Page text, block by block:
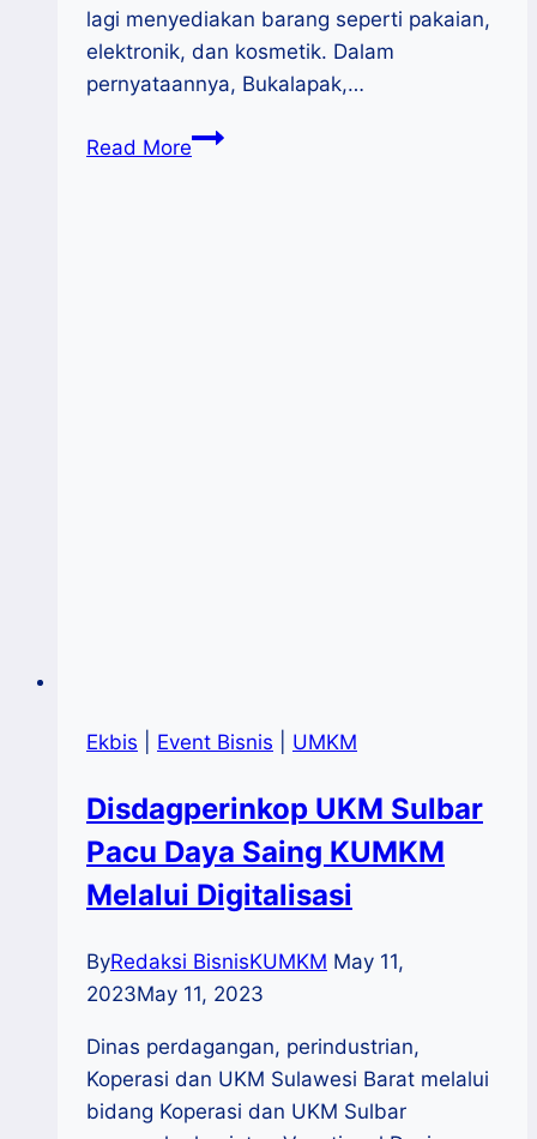
lagi menyediakan barang seperti pakaian,
elektronik, dan kosmetik. Dalam
pernyataannya, Bukalapak,…
Read MoreBukalapak
Ekbis Event Bisnis UMKM
Disdagperinkop UKM Sulbar
Pacu Daya Saing KUMKM
Melalui Digitalisasi
ByRedaksi BisnisKUMKM May 11,
2023May 11, 2023
Dinas perdagangan, perindustrian,
Koperasi dan UKM Sulawesi Barat melalui
bidang Koperasi dan UKM Sulbar